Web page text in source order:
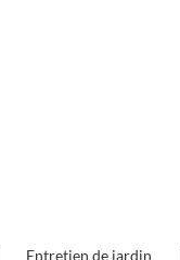
Entretien de jardin